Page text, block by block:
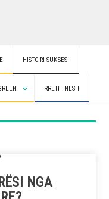
HISTORI SUKSESI
RRETH NESH
NGA